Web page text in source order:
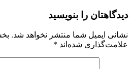
دیدگاهتان را بنویسید
نشانی ایمیل شما منتشر نخواهد شد.
علامت‌گذاری شده‌اند *